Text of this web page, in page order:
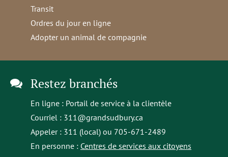
Transit
Ordres du jour en ligne
Adopter un animal de compagnie
Restez branchés
En ligne : Portail de service à la clientèle
Courriel : 311@grandsudbury.ca
Appeler : 311 (local) ou 705-671-2489
En personne : Centres de services aux citoyens